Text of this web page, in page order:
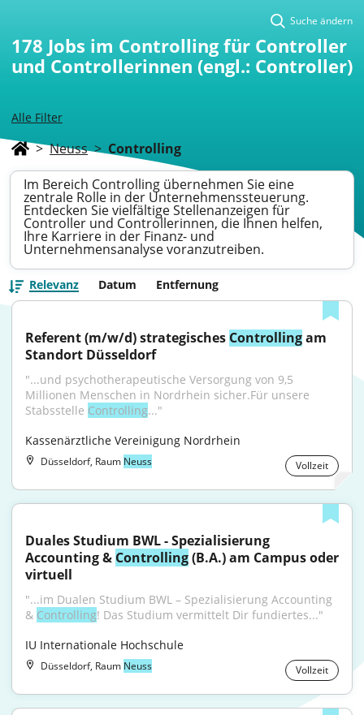
Alle Filter
Suche ändern
178 Jobs im Controlling für Controller
und Controllerinnen (engl.: Controller)
> Neuss > Controlling
Im Bereich Controlling übernehmen Sie eine
zentrale Rolle in der Unternehmenssteuerung.
Entdecken Sie vielfältige Stellenanzeigen für
Controller und Controllerinnen, die Ihnen helfen,
Ihre Karriere in der Finanz- und
Unternehmensanalyse voranzutreiben.
Relevanz Datum Entfernung
Referent (m/w/d) strategisches Controlling am
Standort Düsseldorf
"...und psychotherapeutische Versorgung von 9,5
Millionen Menschen in Nordrhein sicher.Für unsere
Stabsstelle Controlling..."
Kassenärztliche Vereinigung Nordrhein
Düsseldorf, Raum Neuss Vollzeit
Duales Studium BWL - Spezialisierung
Accounting & Controlling (B.A.) am Campus oder
virtuell
"...im Dualen Studium BWL – Spezialisierung Accounting
& Controlling! Das Studium vermittelt Dir fundiertes..."
IU Internationale Hochschule
Düsseldorf, Raum Neuss Vollzeit